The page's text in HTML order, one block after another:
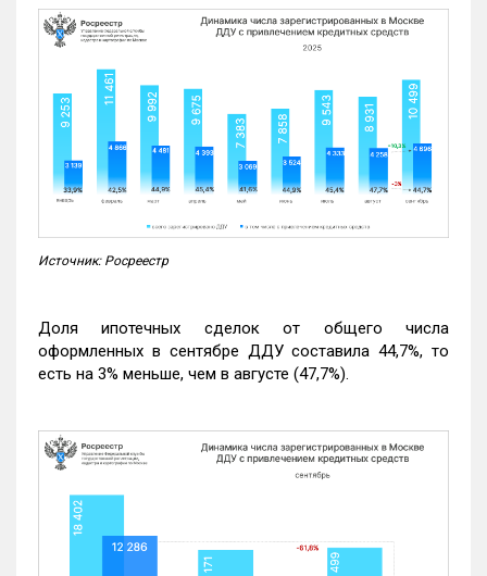
Источник: Росреестр
Доля ипотечных сделок от общего числа
оформленных в сентябре ДДУ составила 44,7%, то
есть на 3% меньше, чем в августе (47,7%).